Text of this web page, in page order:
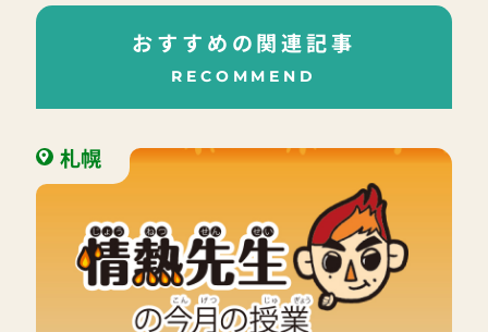
おすすめの関連記事
RECOMMEND
札幌